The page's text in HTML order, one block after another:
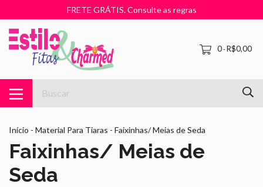
FRETE GRÁTIS. Consulte as regras
0-R$0,00
Início - Material Para Tiaras - Faixinhas/ Meias de Seda
Faixinhas/ Meias de
Seda